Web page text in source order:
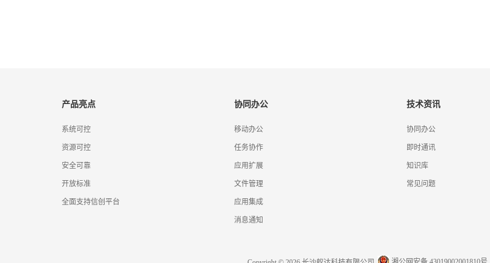
产品亮点
系统可控
资源可控
安全可靠
开放标准
全面支持信创平台
协同办公
移动办公
任务协作
应用扩展
文件管理
应用集成
消息通知
技术资讯
协同办公
即时通讯
知识库
常见问题